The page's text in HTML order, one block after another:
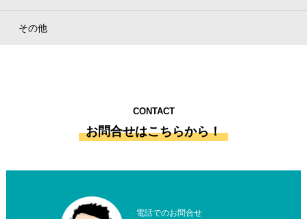
その他
CONTACT
お問合せはこちらから！
電話でのお問合せ